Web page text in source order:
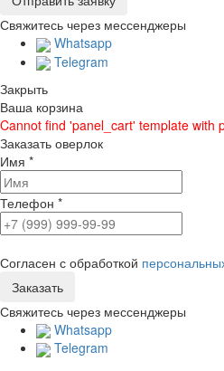
Свяжитесь через мессенджеры
Whatsapp
Telegram
Закрыть
Ваша корзина
Cannot find 'panel_cart' template with
Заказать оверлок
Имя *
Телефон *
Согласен с обработкой
Свяжитесь через мессенджеры
Whatsapp
Telegram